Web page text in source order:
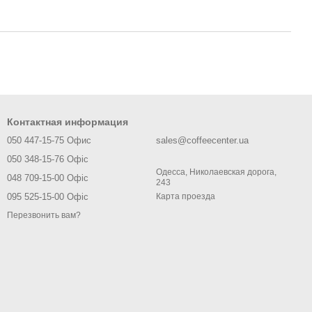
Контактная информация
050 447-15-75 Офис
050 348-15-76 Офіс
048 709-15-00 Офіс
095 525-15-00 Офіс
Перезвонить вам?
sales@coffeecenter.ua
Одесса, Николаевская дорога,
243
Карта проезда